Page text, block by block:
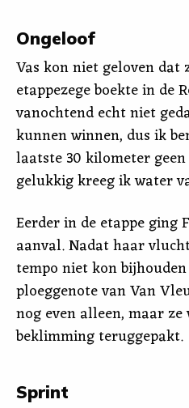
Ongeloof
Vas kon niet geloven dat
etappezege boekte in de
vanochtend echt niet
kunnen winnen, dus ik
laatste 30 kilometer
gelukkig kreeg ik water
Eerder in de etappe ging
aanval. Nadat haar
tempo niet kon
ploeggenote van Van
nog even alleen, maar
beklimming teruggepakt.
Sprint